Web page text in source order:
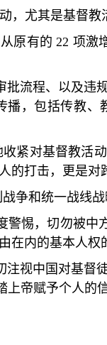
，尤其是基督
原有的 22 项激
流程、以及
，包括传教
紧对基督教活
打击，更是对
争和统一战线
惕，切勿被中
在内的基本人权
视中国对基
帝赋予个人的